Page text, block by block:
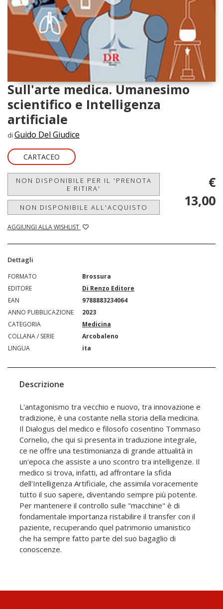
Sull'arte medica. Umanesimo
scientifico e Intelligenza
artificiale
di Guido Del Giudice
CARTACEO
NON DISPONIBILE PER IL 'PRENOTA
E RITIRA'
NON DISPONIBILE ALL'ACQUISTO
AGGIUNGI ALLA WISHLIST
€
13,00
Dettagli
FORMATO
Brossura
EDITORE
Di Renzo Editore
EAN
9788883234064
ANNO PUBBLICAZIONE
2023
CATEGORIA
Medicina
COLLANA / SERIE
Arcobaleno
LINGUA
ita
Descrizione
L'antagonismo tra vecchio e nuovo, tra innovazione e
tradizione, è una costante nella storia della medicina.
Il Dialogus del medico e filosofo cosentino Tommaso
Cornelio, che qui si presenta in traduzione integrale,
ce ne offre una testimonianza di grande attualità in
un'epoca che assiste a uno scontro tra intelligenze. Il
medico si trova, infatti, ad affrontare la sfida
dell'Intelligenza Artificiale, che assimila voracemente
tutto il suo sapere, diventando sempre più potente.
Per mantenere il controllo sulle "macchine" è di
fondamentale importanza ristabilire il transfer con il
paziente, recuperando quel patrimonio umanistico
che ha sempre fatto parte del suo bagaglio di
conoscenze.